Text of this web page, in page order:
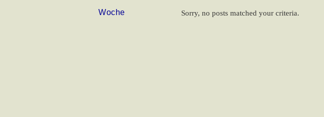
Woche Sorry, no posts matched your criteria.